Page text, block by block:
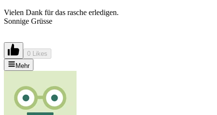
Vielen Dank für das rasche erledigen.
Sonnige Grüsse
0 Likes
Mehr